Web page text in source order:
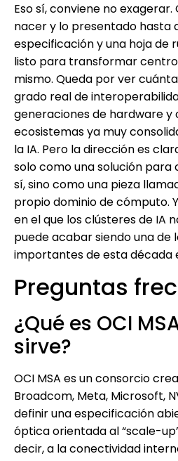
Eso sí, conviene no exagerar.
nacer y lo presentado hasta
especificación y una hoja de
listo para transformar
mismo. Queda por ver
grado real de
generaciones de hardware y
ecosistemas ya muy
la IA. Pero la dirección es
solo como una solución
sí, sino como una pieza
propio dominio de cómputo.
en el que los clústeres de IA
puede acabar siendo una de
importantes de esta década
Preguntas
¿Qué es OCI
sirve?
OCI MSA es un consorcio
Broadcom, Meta, Microsoft,
definir una especificación
óptica orientada al “scale-
decir, a la conectividad